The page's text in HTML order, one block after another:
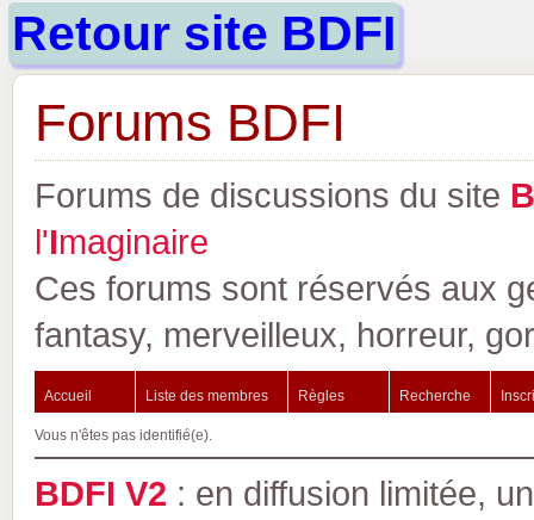
Retour site BDFI
Forums BDFI
Forums de discussions du site B
l'Imaginaire
Ces forums sont réservés aux
fantasy, merveilleux, horreur,
Accueil Liste des membres Règles Recherche
Vous n'êtes pas identifié(e).
BDFI V2 : en diffusion limitée,